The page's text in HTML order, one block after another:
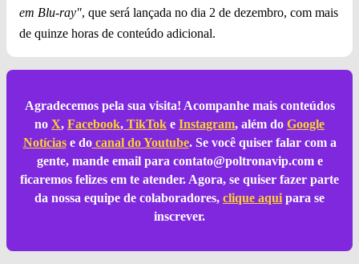
em Blu-ray", que será lançada no dia 2 de dezembro, com mais
de quinze horas de conteúdo adicional.
Agradecemos pela sua visita! Acompanhe mais conteúdos
no X, Facebook, TikTok e Instagram, além do Google
Notíciase docanal do Youtube. Se você quiser falar com a
gente, mande email para contato@poltronavip.come
ficaremos felizes em te atender. Agora, se quiser fazer parte
da nossa equipe de colaboradores, clique aqui para se
inscrever.